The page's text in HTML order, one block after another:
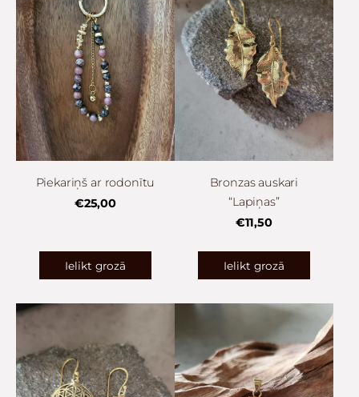
Piekariņš ar rodonītu
€25,00
Ielikt grozā
Bronzas auskari
“Lapiņas”
€11,50
Ielikt grozā